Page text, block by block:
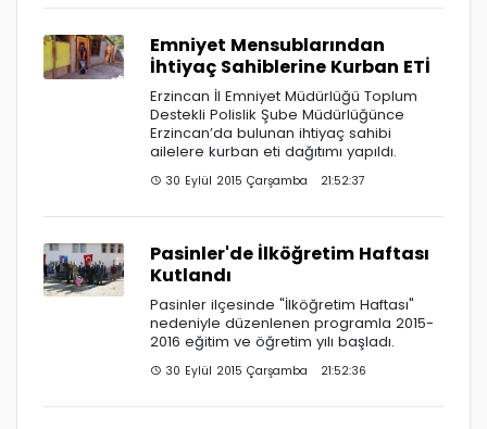
Emniyet Mensublarından
İhtiyaç Sahiblerine Kurban ETİ
Erzincan İl Emniyet Müdürlüğü Toplum
Destekli Polislik Şube Müdürlüğünce
Erzincan’da bulunan ihtiyaç sahibi
ailelere kurban eti dağıtımı yapıldı.
30 Eylül 2015 Çarşamba 21:52:37
Pasinler'de İlköğretim Haftası
Kutlandı
Pasinler ilçesinde "İlköğretim Haftası"
nedeniyle düzenlenen programla 2015-
2016 eğitim ve öğretim yılı başladı.
30 Eylül 2015 Çarşamba 21:52:36